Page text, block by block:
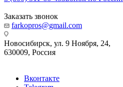
Заказать звонок
farkopros@gmail.com
Новосибирск, ул. 9 Ноября, 24,
630009, Россия
Вконтакте